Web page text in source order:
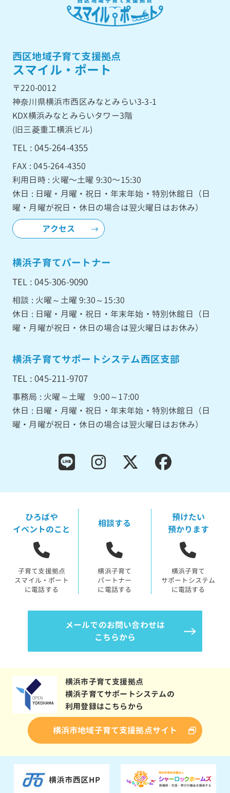
西区地域子育て支援拠点
スマイル・ポート
〒220-0012
神奈川県横浜市西区みなとみらい3-3-1
KDX横浜みなとみらいタワー3階
(旧三菱重工横浜ビル)
TEL : 045-264-4355
FAX : 045-264-4350
利用日時 : 火曜〜土曜 9:30〜15:30
休日 : 日曜・月曜・祝日・年末年始・特別休館日（日
曜・月曜が祝日・休日の場合は翌火曜日はお休み）
アクセス
横浜子育てパートナー
TEL : 045-306-9090
相談 : 火曜～土曜 9:30～15:30
休日 : 日曜・月曜・祝日・年末年始・特別休館日（日
曜・月曜が祝日・休日の場合は翌火曜日はお休み）
横浜子育てサポートシステム西区支部
TEL : 045-211-9707
事務局 : 火曜～土曜 9:00～17:00
休日 : 日曜・月曜・祝日・年末年始・特別休館日（日
曜・月曜が祝日・休日の場合は翌火曜日はお休み）
ひろばや
イベントのこと
子育て支援拠点
スマイル・ポート
に電話する
相談する
横浜子育て
パートナー
に電話する
預けたい
預かります
横浜子育て
サポートシステム
に電話する
メールでのお問い合わせは
こちらから
横浜市子育て支援拠点
横浜子育てサポートシステムの
利用登録はこちらから
横浜市地域子育て支援拠点サイト